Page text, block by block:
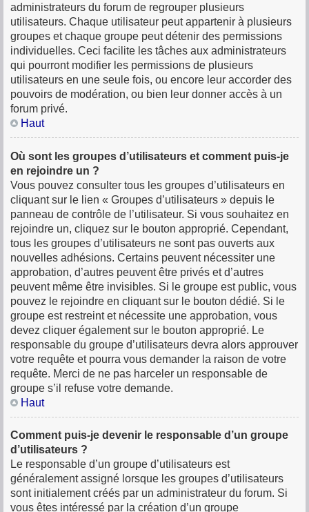
administrateurs du forum de regrouper plusieurs
utilisateurs. Chaque utilisateur peut appartenir à plusieurs
groupes et chaque groupe peut détenir des permissions
individuelles. Ceci facilite les tâches aux administrateurs
qui pourront modifier les permissions de plusieurs
utilisateurs en une seule fois, ou encore leur accorder des
pouvoirs de modération, ou bien leur donner accès à un
forum privé.
Haut
Où sont les groupes d’utilisateurs et comment puis-je
en rejoindre un ?
Vous pouvez consulter tous les groupes d’utilisateurs en
cliquant sur le lien « Groupes d’utilisateurs » depuis le
panneau de contrôle de l’utilisateur. Si vous souhaitez en
rejoindre un, cliquez sur le bouton approprié. Cependant,
tous les groupes d’utilisateurs ne sont pas ouverts aux
nouvelles adhésions. Certains peuvent nécessiter une
approbation, d’autres peuvent être privés et d’autres
peuvent même être invisibles. Si le groupe est public, vous
pouvez le rejoindre en cliquant sur le bouton dédié. Si le
groupe est restreint et nécessite une approbation, vous
devez cliquer également sur le bouton approprié. Le
responsable du groupe d’utilisateurs devra alors approuver
votre requête et pourra vous demander la raison de votre
requête. Merci de ne pas harceler un responsable de
groupe s’il refuse votre demande.
Haut
Comment puis-je devenir le responsable d’un groupe
d’utilisateurs ?
Le responsable d’un groupe d’utilisateurs est
généralement assigné lorsque les groupes d’utilisateurs
sont initialement créés par un administrateur du forum. Si
vous êtes intéressé par la création d’un groupe